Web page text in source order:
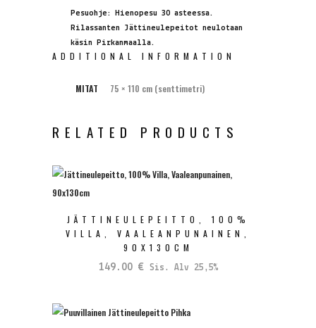
Pesuohje: Hienopesu 30 asteessa.
Rilassanten Jättineulepeitot neulotaan
käsin Pirkanmaalla.
ADDITIONAL INFORMATION
MITAT 75 × 110 cm (senttimetri)
RELATED PRODUCTS
JÄTTINEULEPEITTO, 100%
VILLA, VAALEANPUNAINEN,
90X130CM
149.00 € Sis. Alv 25,5%